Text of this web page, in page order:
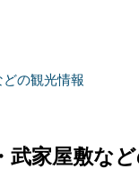
の観光情報
武家屋敷な